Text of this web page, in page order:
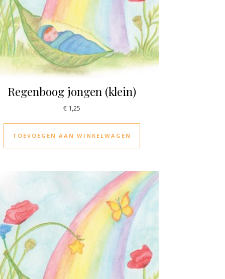
Regenboog jongen (klein)
€ 1,25
TOEVOEGEN AAN WINKELWAGEN